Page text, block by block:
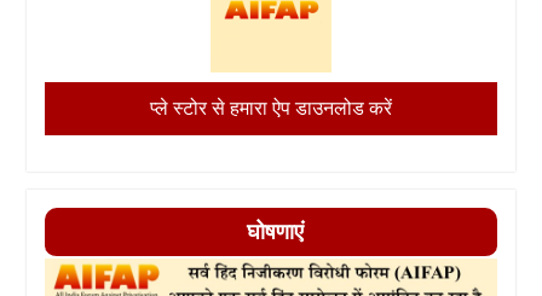
प्ले स्टोर से हमारा ऐप डाउनलोड करें
घोषणाएं